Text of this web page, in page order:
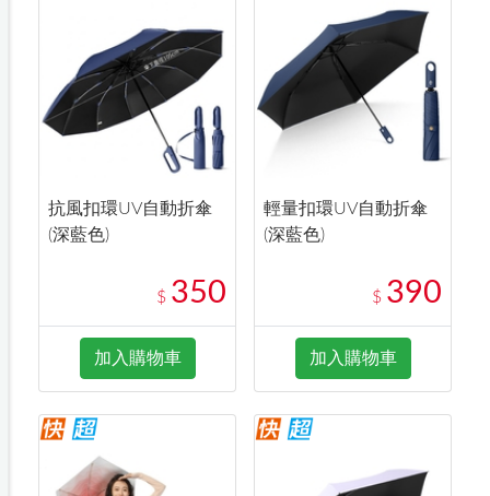
抗風扣環UV自動折傘
(深藍色)
$ 350
加入購物車
輕量扣環UV自動折傘
(深藍色)
$ 390
加入購物車